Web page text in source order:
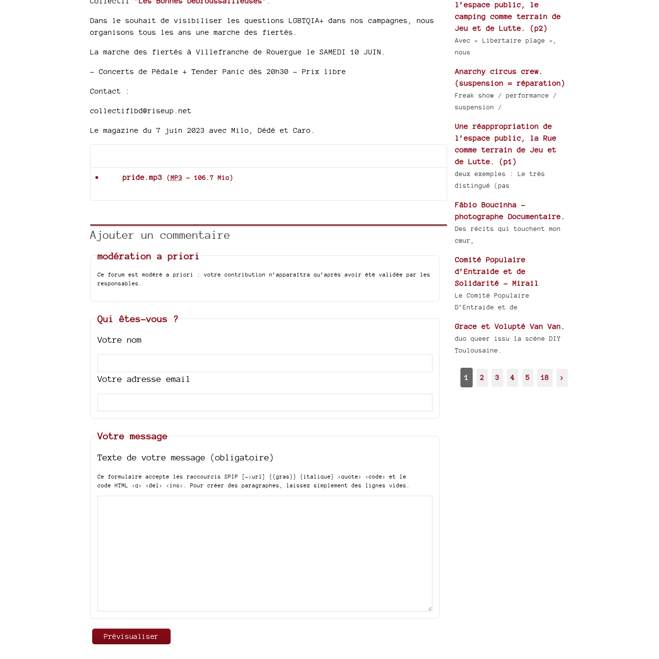
Dans le souhait de visibiliser les questions LGBTQIA+ dans nos campagnes, nous
organisons tous les ans une marche des fiertés.
La marche des fiertés à Villefranche de Rouergue le SAMEDI 10 JUIN.
- Concerts de Pédale + Tender Panic dès 20h30 - Prix libre
Contact :
collectiflbd@riseup.net
Le magazine du 7 juin 2023 avec Milo, Dédé et Caro.
pride.mp3 (MP3 - 106.7 Mio)
Ajouter un commentaire
modération a priori
Ce forum est modéré a priori : votre contribution n’apparaîtra qu’après avoir été validée par les
responsables.
Qui êtes-vous ?
Votre nom
Votre adresse email
Votre message
Texte de votre message (obligatoire)
Ce formulaire accepte les raccourcis SPIP [->url] {{gras}} {italique} <quote> <code>
et le
code HTML <q> <del> <ins> . Pour créer des paragraphes, laissez simplement des lignes vides.
l’espace public, le
camping comme terrain de
Jeu et de Lutte. (p2)
Avec « Libertaire plage »,
nous
Anarchy circus crew.
(suspension = réparation)
Freak show / performance /
suspension /
Une réappropriation de
l’espace public, la Rue
comme terrain de Jeu et
de Lutte. (p1)
deux exemples : Le très
distingué (pas
Fábio Boucinha -
photographe Documentaire.
Des récits qui touchent mon
cœur,
Comité Populaire
d’Entraide et de
Solidarité - Mirail
Le Comité Populaire
D’Entraide et de
Grace et Volupté Van Van.
duo queer issu la scène DIY
Toulousaine.
1 2 3 4 5 18 >